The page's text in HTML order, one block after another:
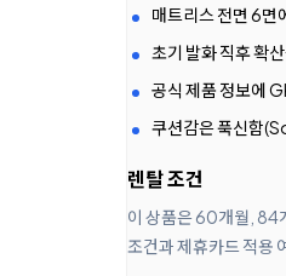
매트리스 전면 6면
초기 발화 직후 확
공식 제품 정보에
쿠션감은 푹신함
렌탈 조건
이 상품은 60개월, 84
조건과 제휴카드 적용